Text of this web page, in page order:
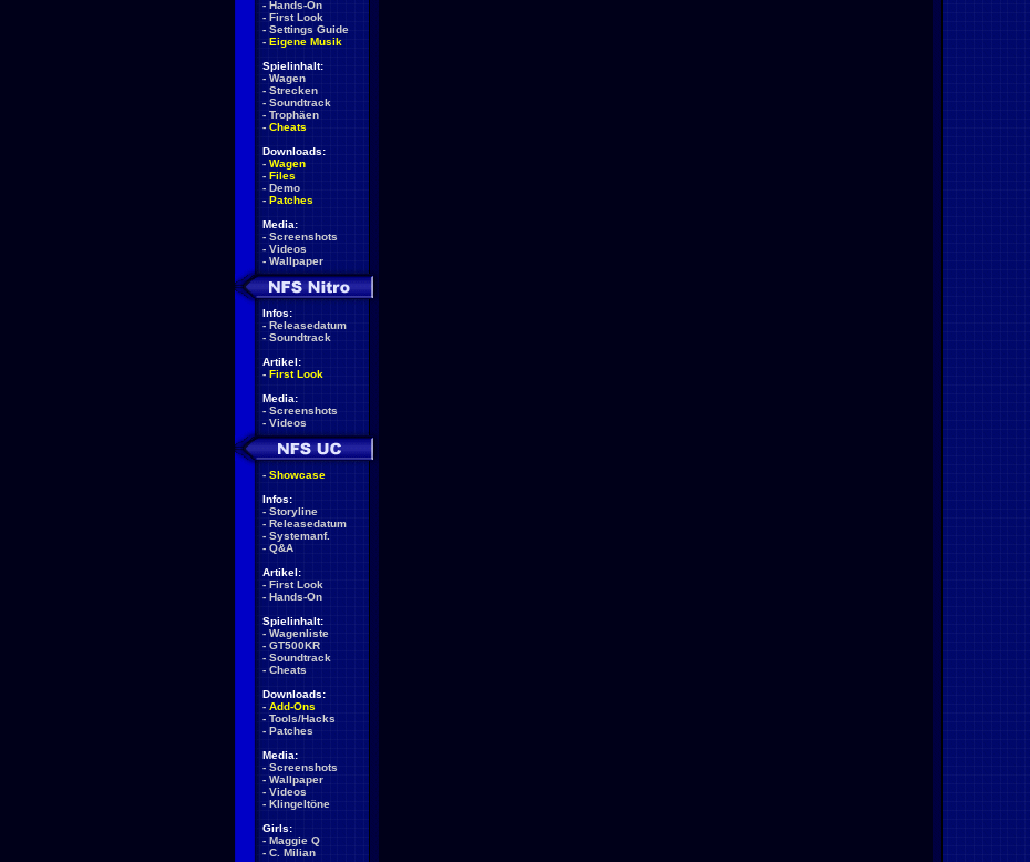
- Hands-On
- First Look
- Settings Guide
- Eigene Musik
Spielinhalt:
- Wagen
- Strecken
- Soundtrack
- Trophäen
- Cheats
Downloads:
- Wagen
- Files
- Demo
- Patches
Media:
- Screenshots
- Videos
- Wallpaper
Infos:
- Releasedatum
- Soundtrack
Artikel:
- First Look
Media:
- Screenshots
- Videos
- Showcase
Infos:
- Storyline
- Releasedatum
- Systemanf.
- Q&A
Artikel:
- First Look
- Hands-On
Spielinhalt:
- Wagenliste
- GT500KR
- Soundtrack
- Cheats
Downloads:
- Add-Ons
- Tools/Hacks
- Patches
Media:
- Screenshots
- Wallpaper
- Videos
- Klingeltöne
Girls:
- Maggie Q
- C. Milian